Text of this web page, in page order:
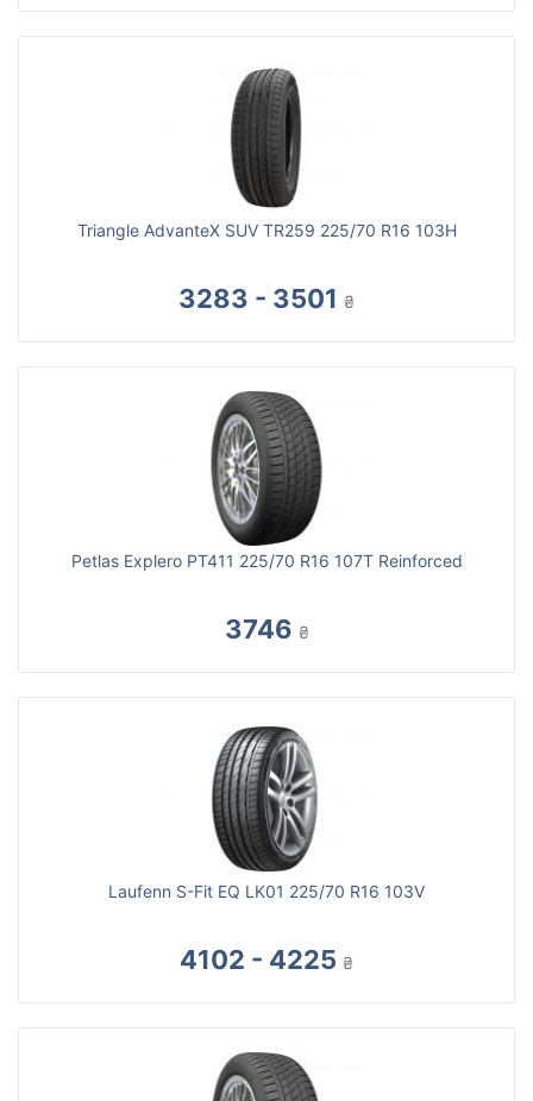
Triangle AdvanteX SUV TR259 225/70 R16 103H
3283 - 3501 ₴
Petlas Explero PT411 225/70 R16 107T Reinforced
3746 ₴
Laufenn S-Fit EQ LK01 225/70 R16 103V
4102 - 4225 ₴